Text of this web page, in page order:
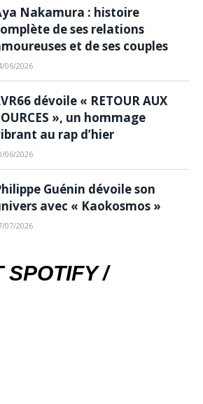
Nakamura : histoire
de ses relations
et de ses couples
06/2026
dévoile « RETOUR AUX
», un hommage
au rap d’hier
06/2026
Guénin dévoile son
avec « Kaokosmos »
07/2026
SPOTIFY /